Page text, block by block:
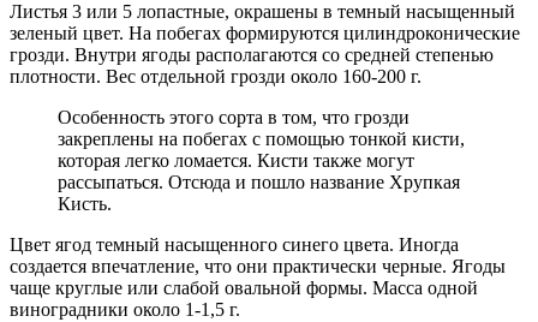
Листья 3 или 5 лопастные, окрашены в темный насыщенный
зеленый цвет. На побегах формируются цилиндроконические
грозди. Внутри ягоды располагаются со средней степенью
плотности. Вес отдельной грозди около 160-200 г.
Особенность этого сорта в том, что грозди
закреплены на побегах с помощью тонкой кисти,
которая легко ломается. Кисти также могут
рассыпаться. Отсюда и пошло название Хрупкая
Кисть.
Цвет ягод темный насыщенного синего цвета. Иногда
создается впечатление, что они практически черные. Ягоды
чаще круглые или слабой овальной формы. Масса одной
виноградники около 1-1,5 г.